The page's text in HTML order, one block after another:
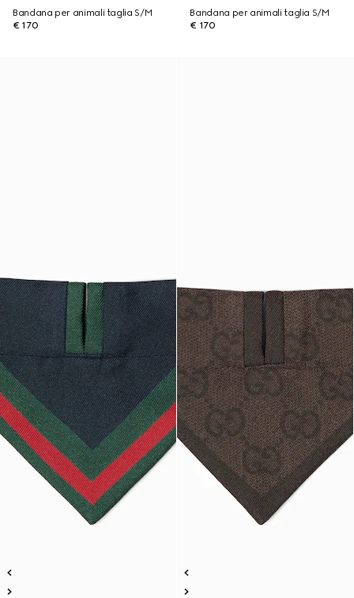
Bandana per animali taglia S/M
€ 170
Bandana per animali taglia S/M
€ 170